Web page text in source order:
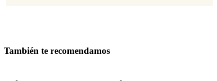
No. de
104011036420
También te recomendamos